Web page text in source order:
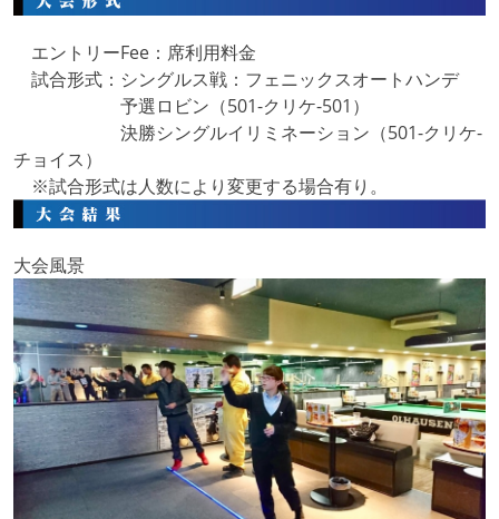
エントリーFee：席利用料金
試合形式：シングルス戦：フェニックスオートハンデ
予選ロビン（501-クリケ-501）
決勝シングルイリミネーション（501-クリケ-
チョイス）
※試合形式は人数により変更する場合有り。
大会風景